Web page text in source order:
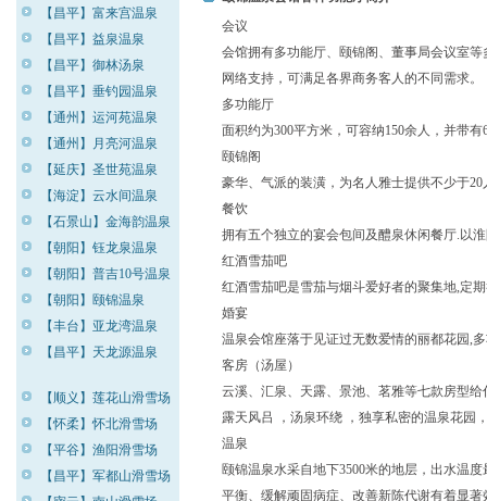
【昌平】富来宫温泉
【昌平】益泉温泉
【昌平】御林汤泉
【昌平】垂钓园温泉
【通州】运河苑温泉
【通州】月亮河温泉
【延庆】圣世苑温泉
【海淀】云水间温泉
【石景山】金海韵温泉
【朝阳】钰龙泉温泉
【朝阳】普吉10号温泉
【朝阳】颐锦温泉
【丰台】亚龙湾温泉
【昌平】天龙源温泉
【顺义】莲花山滑雪场
【怀柔】怀北滑雪场
【平谷】渔阳滑雪场
【昌平】军都山滑雪场
会议
会馆拥有多功能厅、颐锦阁、董事局会议室
网络支持，可满足各界商务客人的不同需求。
多功能厅
面积约为300平方米，可容纳150余人，并带
颐锦阁
豪华、气派的装潢，为名人雅士提供不少于
餐饮
拥有五个独立的宴会包间及醴泉休闲餐厅.以
红酒雪茄吧
红酒雪茄吧是雪茄与烟斗爱好者的聚集地,定
婚宴
温泉会馆座落于见证过无数爱情的丽都花园,
客房（汤屋）
云溪、汇泉、天露、景池、茗雅等七款房型
露天风吕 ，汤泉环绕 ，独享私密的温泉花
温泉
颐锦温泉水采自地下3500米的地层，出水温
平衡、缓解顽固病症、改善新陈代谢有着显著